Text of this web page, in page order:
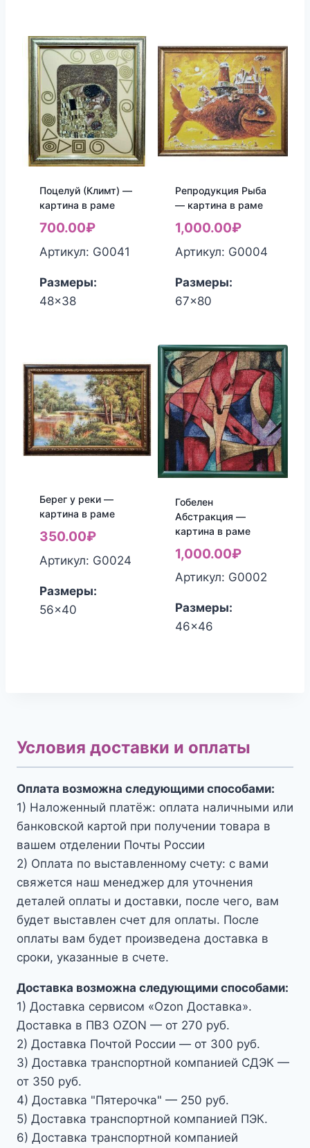
Поцелуй (Климт) —
картина в раме
700.00₽
Артикул: G0041
Размеры:
48x38
Репродукция Рыба
— картина в раме
1,000.00₽
Артикул: G0004
Размеры:
67x80
Берег у реки —
картина в раме
350.00₽
Артикул: G0024
Размеры:
56x40
Гобелен
Абстракция —
картина в раме
1,000.00₽
Артикул: G0002
Размеры:
46x46
Условия доставки и оплаты
Оплата возможна следующими способами:
1) Наложенный платёж: оплата наличными или
банковской картой при получении товара в
вашем отделении Почты России
2) Оплата по выставленному счету: с вами
свяжется наш менеджер для уточнения
деталей оплаты и доставки, после чего, вам
будет выставлен счет для оплаты. После
оплаты вам будет произведена доставка в
сроки, указанные в счете.
Доставка возможна следующими способами:
1) Доставка сервисом «Ozon Доставка».
Доставка в ПВЗ OZON — от 270 руб.
2) Доставка Почтой России — от 300 руб.
3) Доставка транспортной компанией СДЭК —
от 350 руб.
4) Доставка "Пятерочка" — 250 руб.
5) Доставка транспортной компанией ПЭК.
6) Доставка транспортной компанией